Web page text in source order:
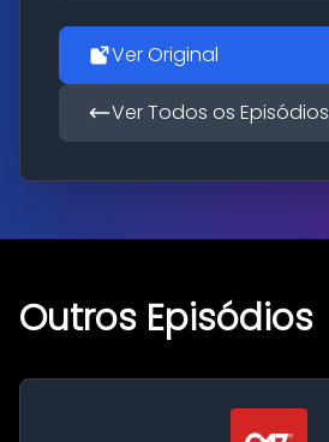
Ver Original
Ver Todos os Episódios
Outros Episódios